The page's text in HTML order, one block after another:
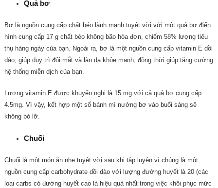
Quả bơ
Bơ là nguồn cung cấp chất béo lành mạnh tuyệt vời với một quả bơ điển
hình cung cấp 17 g chất béo không bão hòa đơn, chiếm 58% lượng tiêu
thụ hàng ngày của bạn. Ngoài ra, bơ là một nguồn cung cấp vitamin E dồi
dào, giúp duy trì đôi mắt và làn da khỏe mạnh, đồng thời giúp tăng cường
hệ thống miễn dịch của bạn.
Lượng vitamin E được khuyến nghị là 15 mg với cả quả bơ cung cấp
4.5mg. Vì vậy, kết hợp một số bánh mì nướng bơ vào buổi sáng sẽ
không bỏ lỡ.
Chuối
Chuối là một món ăn nhẹ tuyệt vời sau khi tập luyện vì chúng là một
nguồn cung cấp carbohydrate dồi dào với lượng đường huyết là 20 (các
loại carbs có đường huyết cao là hiệu quả nhất trong việc khôi phục mức